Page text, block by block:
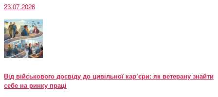
23.07.2026
Від військового досвіду до цивільної кар’єри: як ветерану знайти
себе на ринку праці